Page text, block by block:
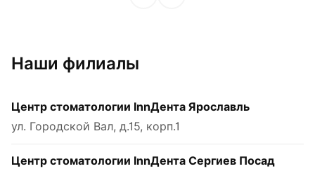
Наши филиалы
Центр стоматологии InnДента Ярославль
ул. Городской Вал, д.15, корп.1
Центр стоматологии InnДента Сергиев Посад